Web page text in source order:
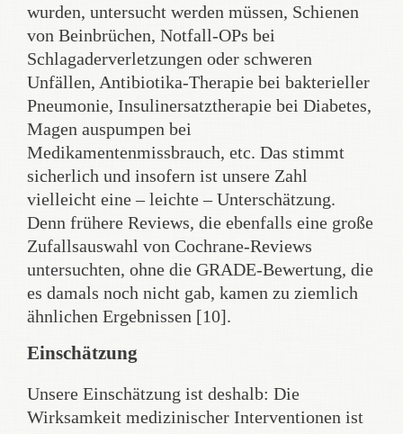
wurden, untersucht werden müssen, Schienen
von Beinbrüchen, Notfall-OPs bei
Schlagaderverletzungen oder schweren
Unfällen, Antibiotika-Therapie bei bakterieller
Pneumonie, Insulinersatztherapie bei Diabetes,
Magen auspumpen bei
Medikamentenmissbrauch, etc. Das stimmt
sicherlich und insofern ist unsere Zahl
vielleicht eine – leichte – Unterschätzung.
Denn frühere Reviews, die ebenfalls eine große
Zufallsauswahl von Cochrane-Reviews
untersuchten, ohne die GRADE-Bewertung, die
es damals noch nicht gab, kamen zu ziemlich
ähnlichen Ergebnissen [10].
Einschätzung
Unsere Einschätzung ist deshalb: Die
Wirksamkeit medizinischer Interventionen ist